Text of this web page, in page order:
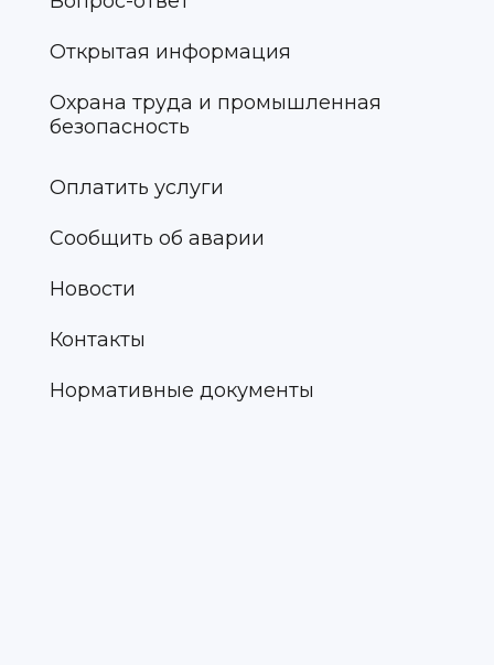
Открытая информация
Охрана труда и промышленная
безопасность
Оплатить услуги
Сообщить об аварии
Новости
Контакты
Нормативные документы